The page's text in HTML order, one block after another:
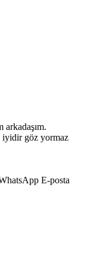
göz yormaz
E-posta